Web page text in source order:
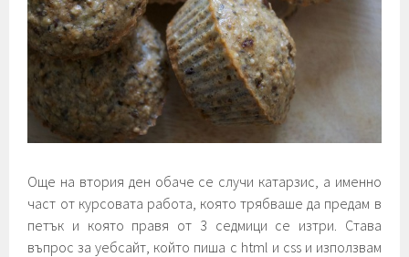
Още на втория ден обаче се случи катарзис, а именно
част от курсовата работа, която трябваше да предам в
петък и която правя от 3 седмици се изтри. Става
въпрос за уебсайт, който пиша с html и css и използвам